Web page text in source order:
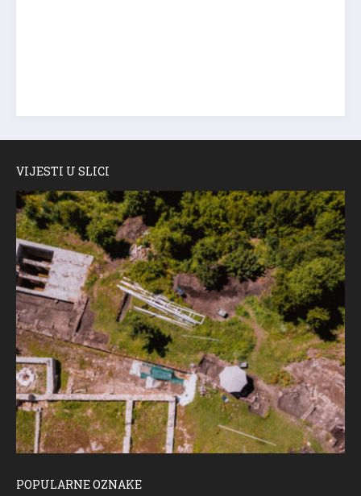
VIJESTI U SLICI
POPULARNE OZNAKE